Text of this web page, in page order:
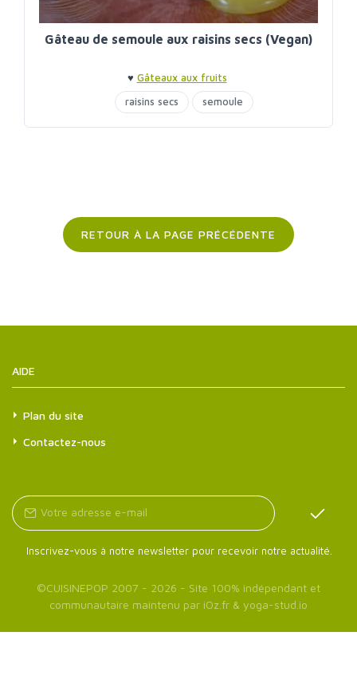
Gâteau de semoule aux raisins secs (Vegan)
♥ Gâteaux aux fruits
raisins secs
semoule
RETOUR À LA PAGE PRÉCÉDENTE
AIDE
Plan du site
Contactez-nous
Inscrivez-vous à notre newsletter pour recevoir notre actualité.
©CUISINEPOP 2007 - 2026 - Site 100% indépendant et
communautaire maintenu par iOz.fr & yoga-stud.io